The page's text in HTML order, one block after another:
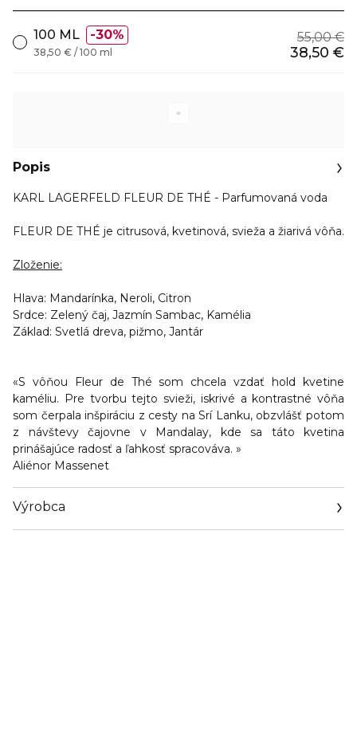
100 ML 30% 55,00 €
38,50 €
38,50 € / 100 ml
Popis
KARL LAGERFELD FLEUR DE THÉ - Parfumovaná voda
FLEUR DE THÉ je citrusová, kvetinová, svieža a žiarivá vôňa.
Zloženie:
Hlava: Mandarínka, Neroli, Citron
Srdce: Zelený čaj, Jazmín Sambac, Kamélia
Základ: Svetlá dreva, pižmo, Jantár
«S vôňou Fleur de Thé som chcela vzdať hold kvetine
kaméliu. Pre tvorbu tejto svieži, iskrivé a kontrastné vôňa
som čerpala inšpiráciu z cesty na Srí Lanku, obzvlášť potom
z návštevy čajovne v Mandalay, kde sa táto kvetina
prinášajúce radosť a ľahkosť spracováva. »
Aliénor Massenet
Výrobca